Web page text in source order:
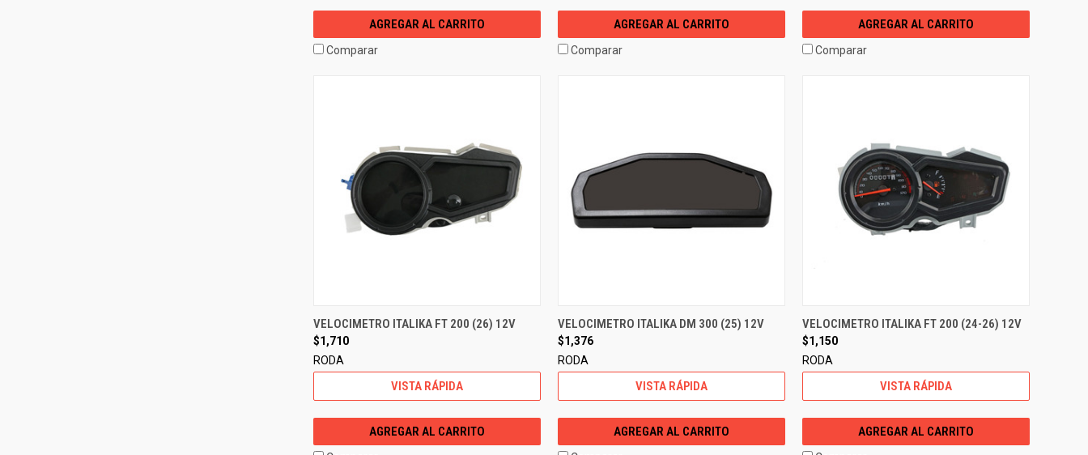
AGREGAR AL CARRITO
Comparar
AGREGAR AL CARRITO
Comparar
AGREGAR AL CARRITO
Comparar
VELOCIMETRO ITALIKA FT 200 (26) 12V
$1,710
RODA
VISTA RÁPIDA
AGREGAR AL CARRITO
VELOCIMETRO ITALIKA DM 300 (25) 12V
$1,376
RODA
VISTA RÁPIDA
AGREGAR AL CARRITO
VELOCIMETRO ITALIKA FT 200 (24-26) 12V
$1,150
RODA
VISTA RÁPIDA
AGREGAR AL CARRITO